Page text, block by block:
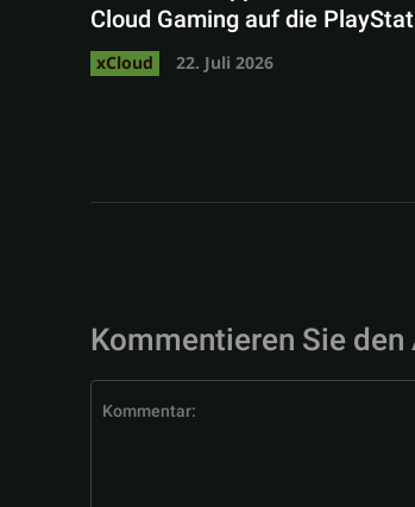
Cloud Gaming auf die
xCloud 22. Juli 2026
Kommentieren Sie